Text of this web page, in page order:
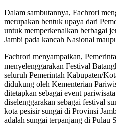
Dalam sambutannya, Fachrori
merupakan bentuk upaya dari
untuk memperkenalkan berbagai
Jambi pada kancah Nasional
Fachrori menyampaikan,
menyelenggarakan Festival
seluruh Pemerintah Kabupaten/
didukung oleh Kementerian
ditetapkan sebagai event
diselenggarakan sebagai festival
kota pesisir sungai di Provinsi
adalah sungai terpanjang di Pulau